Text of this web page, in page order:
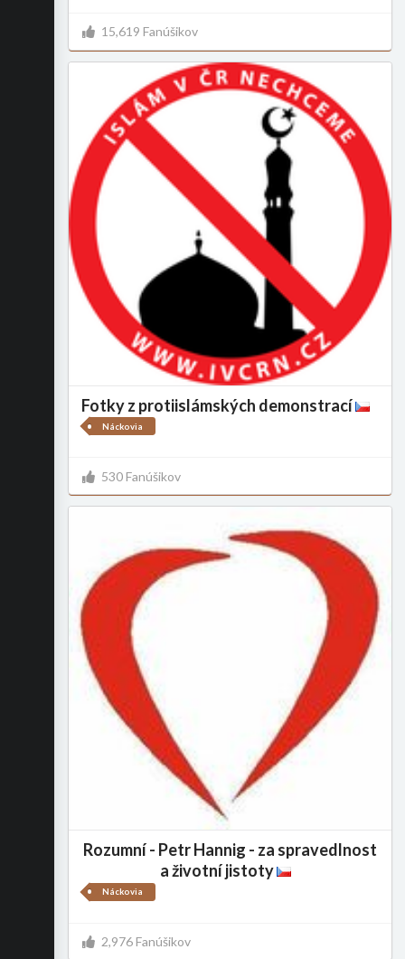
15,619 Fanúšikov
Fotky z protiislámských demonstrací
Náckovia
530 Fanúšikov
Rozumní - Petr Hannig - za spravedlnost
a životní jistoty
Náckovia
2,976 Fanúšikov